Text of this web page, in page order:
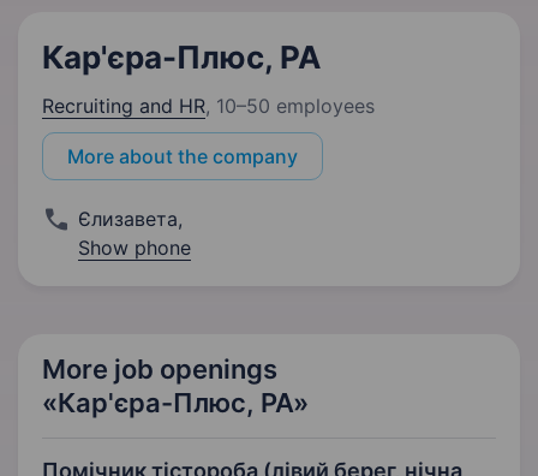
Кар'єра-Плюс, РА
Recruiting and HR, 10–50 employees
More about the company
Єлизавета,
Show phone
More job openings
«Кар'єра-Плюс, РА»
Помічник тістороба (лівий берег, нічна